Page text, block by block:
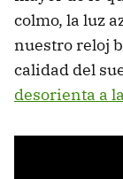
colmo, la luz
nuestro reloj
calidad del
desorienta a